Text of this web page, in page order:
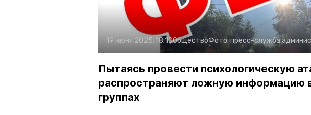
19 июня 2025, 18:10ОбществоФото:пресс-служба
Пытаясь провести психологическую
распространяют ложную информацию
группах